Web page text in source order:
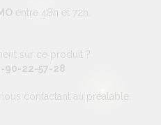
entre 48h et 72h.
sur ce produit ?
90-22-57-28
contactant au préalable.